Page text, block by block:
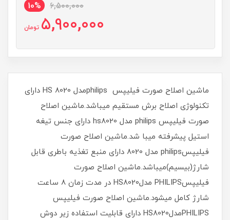
6,500,000
10%
5,900,000 تومان
ماشین اصلاح صورت فیلیپس philipsمدل HS 8020 دارای
تکنولوژی اصلاح برش مستقیم میباشد.ماشین اصلاح
صورت فیلیپس philips مدل hs8020 دارای جنس تیغه
استیل پیشرفته میبا شد.ماشین اصلاح صورت
فیلیپسphilips مدل 8020 دارای منبع تغذیه باطری قابل
شارژ(بیسیم)میباشد.ماشین اصلاح صورت
فیلیپسPHILIPS مدلHS8020 در مدت زمان 8 ساعت
شارژ کامل میشود.ماشین اصلاح صورت فیلیپس
PHILIPSمدلHS8020 دارای قابلیت استفاده زیر دوش